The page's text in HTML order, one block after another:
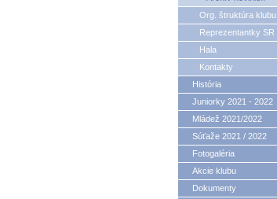
Org. štruktúra klubu
Reprezentantky SR
Hala
Kontakty
História
Juniorky 2021 - 2022
Mládež 2021/2022
Súťaže 2021 / 2022
Fotogaléria
Akcie klubu
Dokumenty